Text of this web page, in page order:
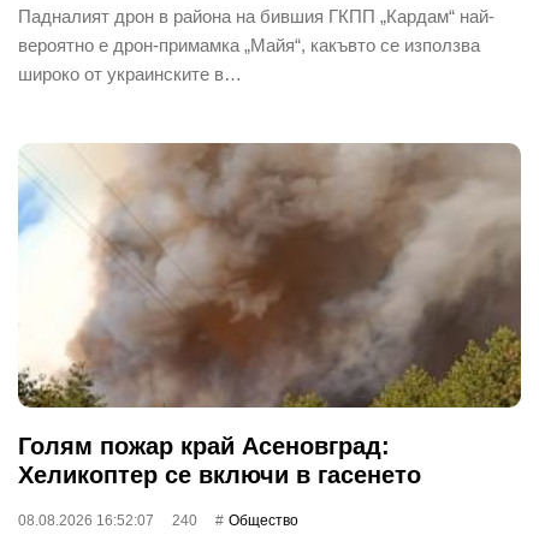
Падналият дрон в района на бившия ГКПП „Кардам“ най-
вероятно е дрон-примамка „Майя“, какъвто се използва
широко от украинските в…
Голям пожар край Асеновград:
Хеликоптер се включи в гасенето
08.08.2026 16:52:07 240 Общество